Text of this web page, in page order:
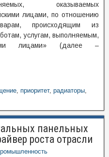
оказываемых
лицами, по отношению
происходящим из
услугам, выполняемым,
лицами» (далее –
, приоритет, радиаторы,
панельных
роста отрасли